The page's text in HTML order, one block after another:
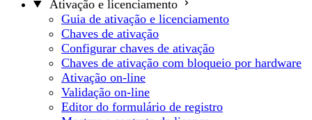
Ativação e licenciamento
Guia de ativação e licenciamento
Chaves de ativação
Configurar chaves de ativação
Chaves de ativação com bloqueio por hardware
Ativação on-line
Validação on-line
Editor do formulário de registro